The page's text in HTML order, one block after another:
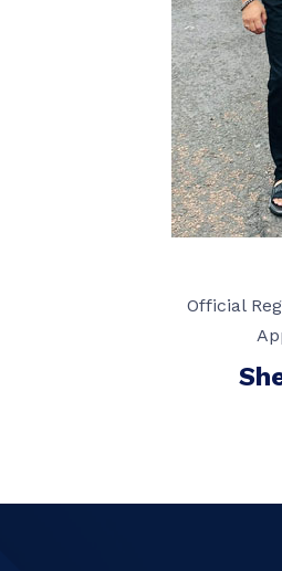
Official